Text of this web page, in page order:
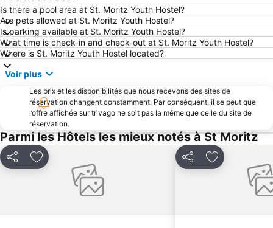
Iglu Dorf Davos-Klosters
Jakobshorn
Arosa Bahn
Preda-Bergün Toboggan Run
Bernina Express
Engadiner Summer Run
Motta Naluns
Parc National Suisse
St Moritz Gourmet Festival
Puschlaversee
Poststrasse Arosa
Pradaschier
Churwalden
Via Mala
Passo dello Stelvio
Corvatsch
Station Alp Grüm
St Moritzersee
Thermes de Bormio
Is there a pool area at St. Moritz Youth Hostel?
Are pets allowed at St. Moritz Youth Hostel?
Is parking available at St. Moritz Youth Hostel?
What time is check-in and check-out at St. Moritz Youth Hostel?
Where is St. Moritz Youth Hostel located?
Voir plus
Les prix et les disponibilités que nous recevons des sites de
réservation changent constamment. Par conséquent, il se peut que
l’offre affichée sur trivago ne soit pas la même que celle du site de
réservation.
Parmi les Hôtels les mieux notés à St Moritz
PartagerAjouter à mes favoris PartagerAjouter à